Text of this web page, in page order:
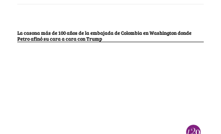
La casona más de 100 años de la embajada de Colombia en Washington donde
Petro afinó su cara a cara con Trump